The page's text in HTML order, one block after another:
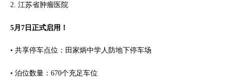
2. 江苏省肿瘤医院
5月7日正式启用！
• 共享停车点位：田家炳中学人防地下停车场
• 泊位数量：670个充足车位